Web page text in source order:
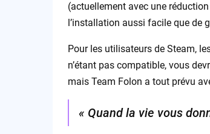
(actuellement avec une
l’installation aussi facile que de
Pour les utilisateurs de Steam,
n’étant pas compatible, vous
mais Team Folon a tout prévu
« Quand la vie vous